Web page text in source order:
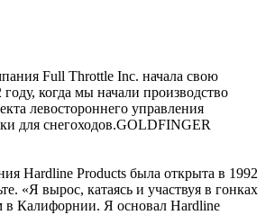
Full Throttle Inc. начала свою
году, когда мы начали производство
левостороннего управления
для снегоходов.GOLDFINGER
Hardline Products была открыта в 1992
«Я вырос, катаясь и участвуя в гонках
в Калифорнии. Я основал Hardline